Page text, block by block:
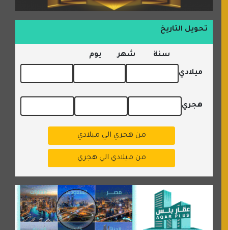
تحويل التاريخ
سنة شهر يوم
ميلادي
هجري
من هجري الي ميلادي
من ميلادي الي هجري